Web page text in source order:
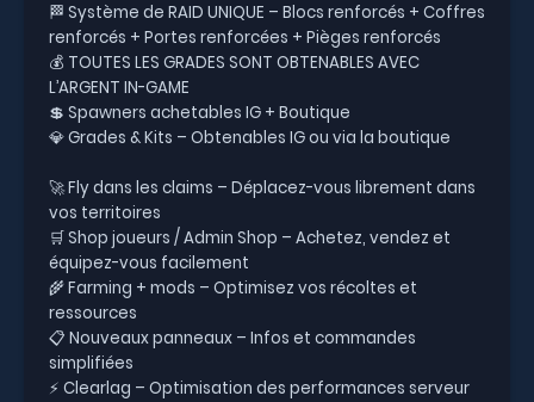
🏁 Système de RAID UNIQUE – Blocs renforcés + Coffres
renforcés + Portes renforcées + Pièges renforcés
💰 TOUTES LES GRADES SONT OBTENABLES AVEC
L’ARGENT IN-GAME
💲 Spawners achetables IG + Boutique
💎 Grades & Kits – Obtenables IG ou via la boutique
🚀 Fly dans les claims – Déplacez-vous librement dans
vos territoires
🛒 Shop joueurs / Admin Shop – Achetez, vendez et
équipez-vous facilement
🌾 Farming + mods – Optimisez vos récoltes et
ressources
📋 Nouveaux panneaux – Infos et commandes
simplifiées
⚡ Clearlag – Optimisation des performances serveur